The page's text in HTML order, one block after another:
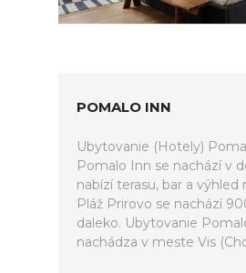
POMALO INN
Ubytovanie (Hotely)
Pomalo Inn se nachází v
nabízí terasu, bar a výhled
Pláž Prirovo se nachází
daleko. Ubytovanie
nachádza v meste Vis